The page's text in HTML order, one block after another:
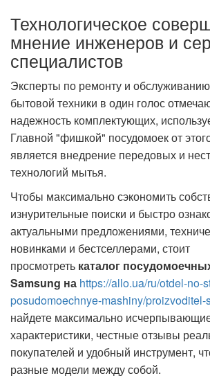
Технологическое
мнение инженеров и
специалистов
Эксперты по ремонту и
бытовой техники в один голос
надежность комплектующих,
Главной "фишкой" посудомоек от
является внедрение передовых и
технологий мытья.
Чтобы максимально сэкономить
изнурительные поиски и быстро
актуальными предложениями,
новинками и бестселлерами, стоит
просмотреть каталог
Samsung на https://allo.ua/ru/otdel-no-
posudomoechnye-mashiny/proizvoditel-
найдете максимально
характеристики, честные отзывы
покупателей и удобный инструмент,
разные модели между собой.